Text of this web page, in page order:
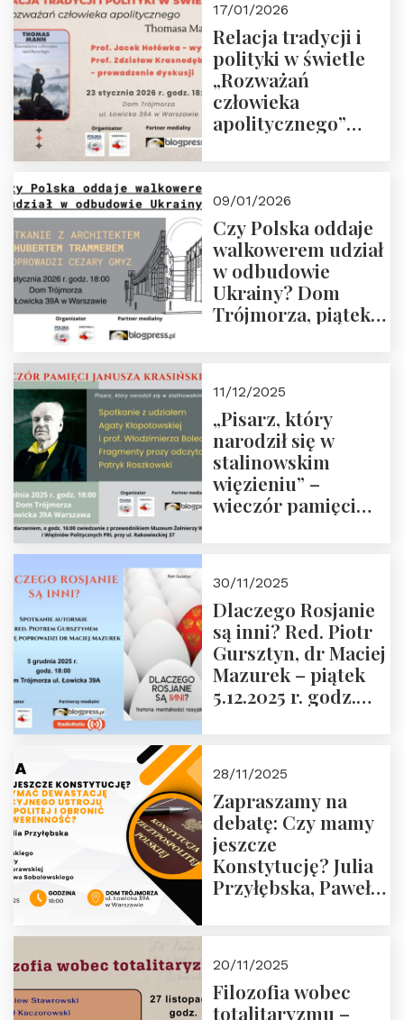
17/01/2026
Relacja tradycji i
polityki w świetle
„Rozważań
człowieka
apolitycznego”
godz. 18:00.
Zapraszamy!
09/01/2026
Czy Polska oddaje
walkowerem udział
w odbudowie
Ukrainy? Dom
Trójmorza, piątek
11/12/2025
„Pisarz, który
narodził się w
stalinowskim
więzieniu” –
wieczór pamięci
zwiedzanie
Muzeum Żołnierzy
Wyklętych i
Więźniów
Politycznych PRL o
godz. 16:00 – 19
30/11/2025
Dlaczego Rosjanie
są inni? Red. Piotr
Gursztyn, dr Maciej
Mazurek – piątek
5.12.2025 r. godz.
28/11/2025
Zapraszamy na
debatę: Czy mamy
jeszcze
Konstytucję? Julia
Przyłębska, Paweł
Przemysław
Sobolewski – 4
20/11/2025
Filozofia wobec
totalitaryzmu –